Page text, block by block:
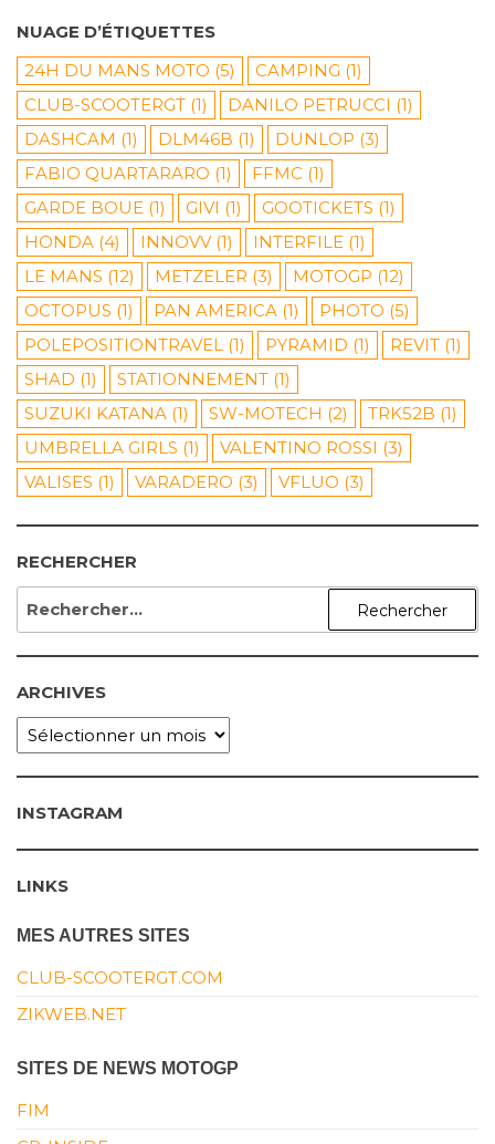
NUAGE D’ÉTIQUETTES
24H DU MANS MOTO (5) CAMPING (1)
CLUB-SCOOTERGT (1) DANILO PETRUCCI (1)
DASHCAM (1) DLM46B (1) DUNLOP (3)
FABIO QUARTARARO (1) FFMC (1)
GARDE BOUE (1) GIVI (1) GOOTICKETS (1)
HONDA (4) INNOVV(1) INTERFILE (1)
LE MANS (12) METZELER (3) MOTOGP (12)
OCTOPUS (1) PAN AMERICA (1) PHOTO (5)
POLEPOSITIONTRAVEL (1) PYRAMID (1) REVIT (1)
SHAD (1) STATIONNEMENT (1)
SUZUKI KATANA (1) SW-MOTECH (2) TRK52B (1)
UMBRELLA GIRLS (1) VALENTINO ROSSI (3)
VALISES (1) VARADERO (3) VFLUO (3)
RECHERCHER
RECHERCHER :
ARCHIVES
ARCHIVES
INSTAGRAM
LINKS
MES AUTRES SITES
CLUB-SCOOTERGT.COM
ZIKWEB.NET
SITES DE NEWS MOTOGP
FIM